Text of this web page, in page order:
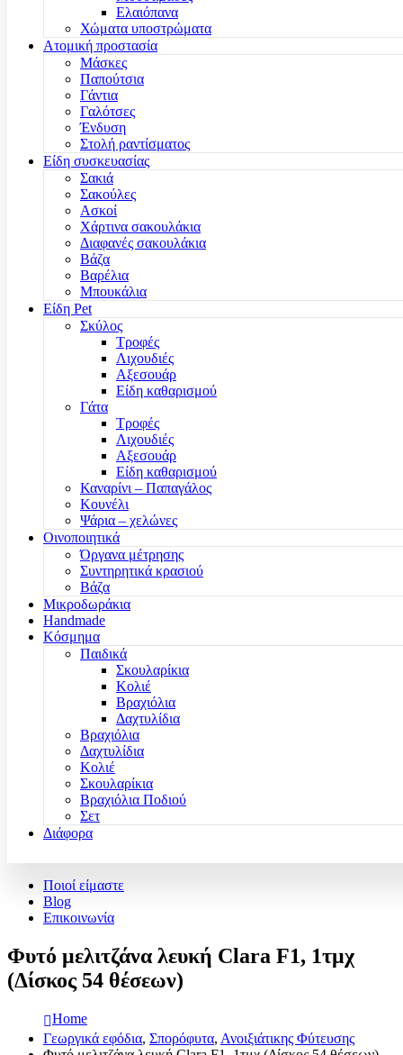
Ελαιόπανα
Χώματα υποστρώματα
Ατομική προστασία
Μάσκες
Παπούτσια
Γάντια
Γαλότσες
Ένδυση
Στολή ραντίσματος
Είδη συσκευασίας
Σακιά
Σακούλες
Ασκοί
Χάρτινα σακουλάκια
Διαφανές σακουλάκια
Βάζα
Βαρέλια
Μπουκάλια
Είδη Pet
Σκύλος
Τροφές
Λιχουδιές
Αξεσουάρ
Είδη καθαρισμού
Γάτα
Τροφές
Λιχουδιές
Αξεσουάρ
Είδη καθαρισμού
Καναρίνι – Παπαγάλος
Κουνέλι
Ψάρια – χελώνες
Οινοποιητικά
Όργανα μέτρησης
Συντηρητικά κρασιού
Βάζα
Μικροδωράκια
Handmade
Κόσμημα
Παιδικά
Σκουλαρίκια
Κολιέ
Βραχιόλια
Δαχτυλίδια
Βραχιόλια
Δαχτυλίδια
Κολιέ
Σκουλαρίκια
Βραχιόλια Ποδιού
Σετ
Διάφορα
Ποιοί είμαστε
Blog
Επικοινωνία
Φυτό μελιτζάνα λευκή Clara F1, 1τμχ
(Δίσκος 54 θέσεων)
Home
Γεωργικά εφόδια, Σπορόφυτα, Ανοιξιάτικης Φύτευσης